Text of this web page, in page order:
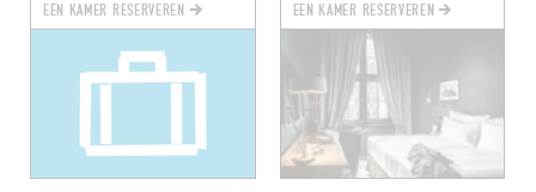
EEN KAMER RESERVEREN EEN KAMER RESERVEREN